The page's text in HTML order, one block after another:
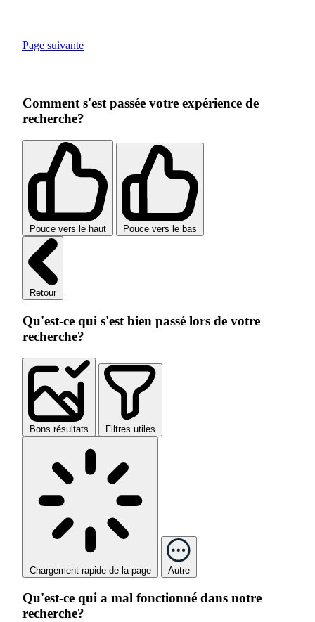
Page suivante
Comment s'est passée votre expérience de
recherche?
Pouce vers le haut Pouce vers le bas
Retour
Qu'est-ce qui s'est bien passé lors de votre
recherche?
Bons résultats Filtres utiles
Chargement rapide de la page Autre
Qu'est-ce qui a mal fonctionné dans notre
recherche?